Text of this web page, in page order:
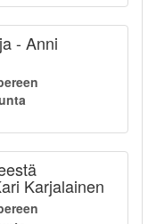
- Anni
Karjalainen